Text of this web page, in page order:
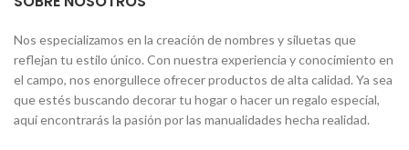
Nos especializamos en la creación de nombres y siluetas que
reflejan tu estilo único. Con nuestra experiencia y conocimiento en
el campo, nos enorgullece ofrecer productos de alta calidad. Ya sea
que estés buscando decorar tu hogar o hacer un regalo especial,
aquí encontrarás la pasión por las manualidades hecha realidad.